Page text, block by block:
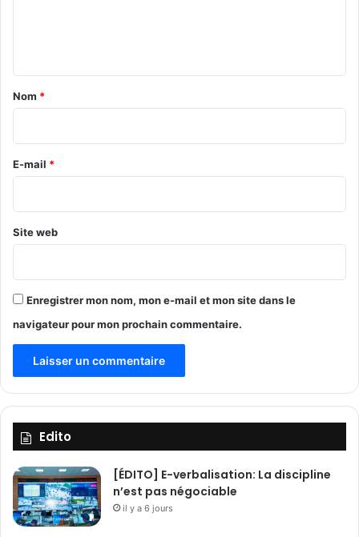
a
r
e
Nom *
E-mail *
Site web
Enregistrer mon nom, mon e-mail et mon site dans le
navigateur pour mon prochain commentaire.
Edito
[ÉDITO] E-verbalisation: La discipline
n’est pas négociable
il y a 6 jours